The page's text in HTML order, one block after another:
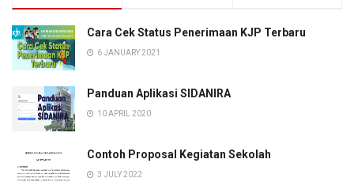
Cara Cek Status Penerimaan KJP Terbaru
6 JANUARY 2021
Panduan Aplikasi SIDANIRA
10 APRIL 2020
Contoh Proposal Kegiatan Sekolah
3 JULY 2022